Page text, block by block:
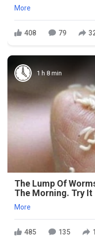
More
408 79
1 h 8 min
The Lump Of
The Morning. Try It
More
485 135